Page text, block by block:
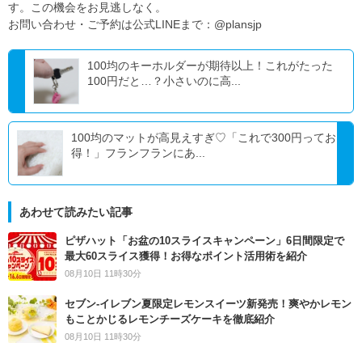
す。この機会をお見逃しなく。
お問い合わせ・ご予約は公式LINEまで：@plansjp
100均のキーホルダーが期待以上！これがたった
100円だと…？小さいのに高...
100均のマットが高見えすぎ♡「これで300円ってお
得！」フランフランにあ...
あわせて読みたい記事
ピザハット「お盆の10スライスキャンペーン」6日間限定で
最大60スライス獲得！お得なポイント活用術を紹介
08月10日 11時30分
セブン‐イレブン夏限定レモンスイーツ新発売！爽やかレモン
もことかじるレモンチーズケーキを徹底紹介
08月10日 11時30分